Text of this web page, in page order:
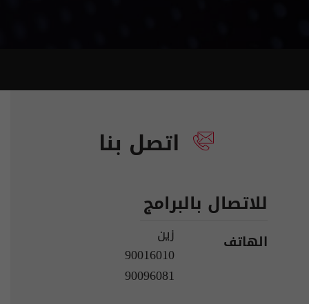
اتصل بنا
للاتصال بالبرامج
الهاتف
زين
90016010
90096081